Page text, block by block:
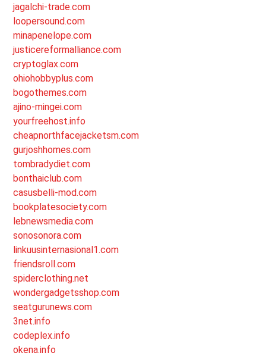
jagalchi-trade.com
loopersound.com
minapenelope.com
justicereformalliance.com
cryptoglax.com
ohiohobbyplus.com
bogothemes.com
ajino-mingei.com
yourfreehost.info
cheapnorthfacejacketsm.com
gurjoshhomes.com
tombradydiet.com
bonthaiclub.com
casusbelli-mod.com
bookplatesociety.com
lebnewsmedia.com
sonosonora.com
linkuusinternasional1.com
friendsroll.com
spiderclothing.net
wondergadgetsshop.com
seatgurunews.com
3net.info
codeplex.info
okena.info